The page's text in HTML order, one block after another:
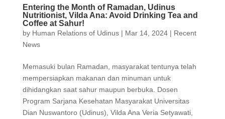
Entering the Month of Ramadan, Udinus
Nutritionist, Vilda Ana: Avoid Drinking Tea and
Coffee at Sahur!
by Human Relations of Udinus| Mar 14, 2024| Recent
News
Memasuki bulan Ramadan, masyarakat tentunya telah
mempersiapkan makanan dan minuman untuk
dihidangkan saat sahur maupun berbuka. Dosen
Program Sarjana Kesehatan Masyarakat Universitas
Dian Nuswantoro (Udinus), Vilda Ana Veria Setyawati,